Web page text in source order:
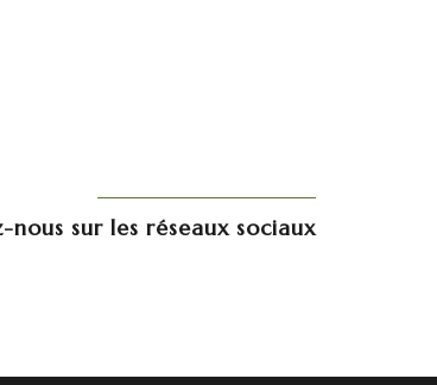
nous sur les réseaux sociaux